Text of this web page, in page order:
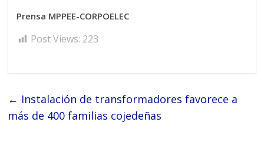
Prensa MPPEE-CORPOELEC
Post Views: 223
← Instalación de transformadores favorece a
más de 400 familias cojedeñas